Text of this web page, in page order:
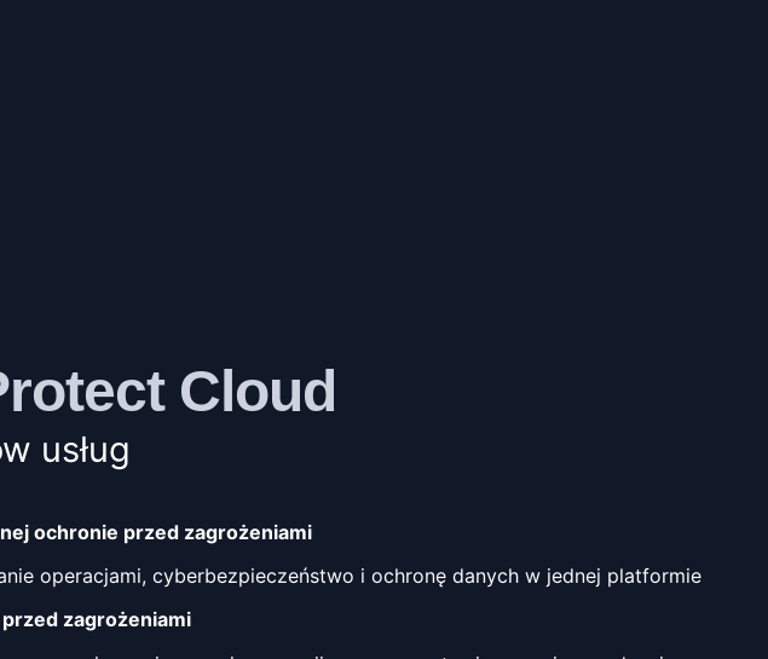
Cloud
usług
ochronie przed zagrożeniami
operacjami, cyberbezpieczeństwo i ochronę danych w jednej platformie
zagrożeniami